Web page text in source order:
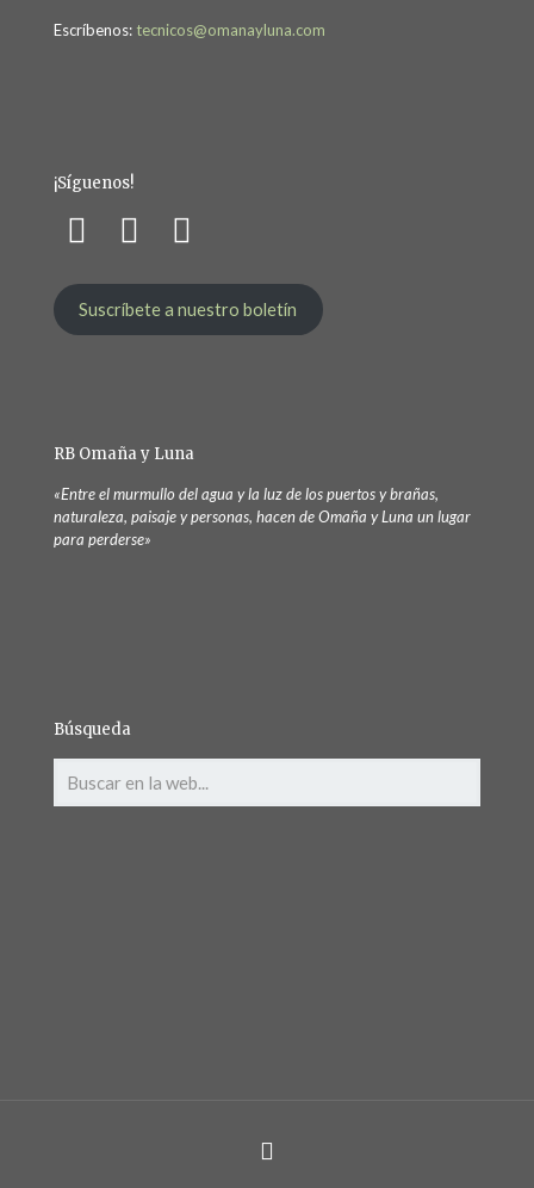
Escríbenos: tecnicos@omanayluna.com
¡Síguenos!
Suscríbete a nuestro boletín
RB Omaña y Luna
«Entre el murmullo del agua y la luz de los puertos y brañas,
naturaleza, paisaje y personas, hacen de Omaña y Luna un lugar
para perderse»
Búsqueda